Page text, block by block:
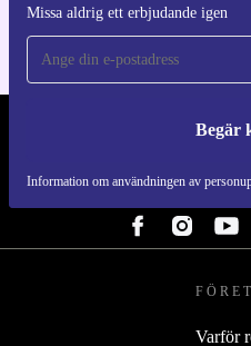
Missa aldrig ett erbjudande igen
Begär
Information om användningen av
REFURBED
FÖLJ
Varför